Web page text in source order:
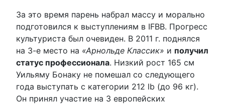
За это время парень набрал массу и морально
подготовился к выступлениям в IFBB. Прогресс
культуриста был очевиден. В 2011 г. поднялся
на 3-е место на «Арнольде Классик» и получил
статус профессионала. Низкий рост 165 см
Уильяму Бонаку не помешал со следующего
года выступать с категории 212 lb (до 96 кг).
Он принял участие на 3 европейских